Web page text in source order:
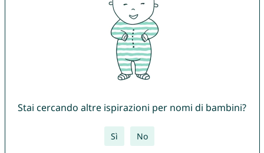
Stai cercando altre ispirazioni per nomi di bambini?
Sì No